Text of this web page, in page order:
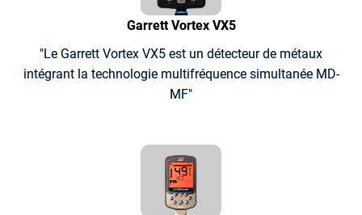
Garrett Vortex VX5
"Le Garrett Vortex VX5 est un détecteur de métaux
intégrant la technologie multifréquence simultanée MD-
MF"